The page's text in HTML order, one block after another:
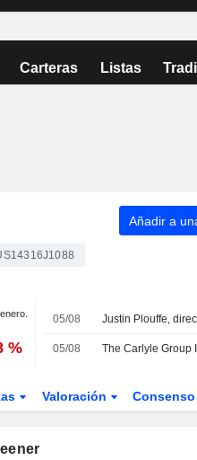
Carteras Listas
Añadir a
%
05/08
05/08
Valoración Consenso